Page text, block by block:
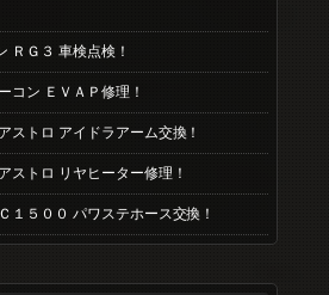
ＲＧ３ 車検点検！
コン ＥＶＡＰ修理！
ストロ アイドラアーム交換！
ストロ リヤヒーター修理！
１５００ パワステホース交換！